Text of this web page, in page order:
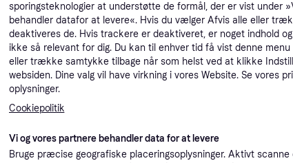
Color Ambiance Fri fragt
sporingsteknologier at understøtte de formål, der er vist under
behandler datafor at levere«. Hvis du vælger Afvis alle eller
deaktiveres de. Hvis trackere er deaktiveret, er noget indhold
ikke så relevant for dig. Du kan til enhver tid få vist denne
eller trække samtykke tilbage når som helst ved at klikke
websiden. Dine valg vil have virkning i vores Website. Se vores
oplysninger.
Cookiepolitik
Vi og vores partnere behandler data for at levere
Bruge præcise geografiske placeringsoplysninger. Aktivt